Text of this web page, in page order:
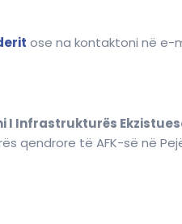
ose na kontaktoni në e-
I Infrastrukturës
qendrore të AFK-së në